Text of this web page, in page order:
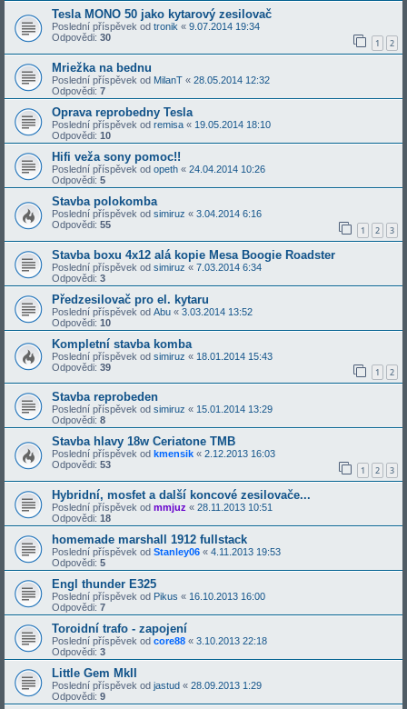
Tesla MONO 50 jako kytarový zesilovač
Poslední příspěvek od tronik « 9.07.2014 19:34
Odpovědi: 30 1 2
Mriežka na bednu
Poslední příspěvek od MilanT « 28.05.2014 12:32
Odpovědi: 7
Oprava reprobedny Tesla
Poslední příspěvek od remisa « 19.05.2014 18:10
Odpovědi: 10
Hifi veža sony pomoc!!
Poslední příspěvek od opeth « 24.04.2014 10:26
Odpovědi: 5
Stavba polokomba
Poslední příspěvek od simiruz « 3.04.2014 6:16
Odpovědi: 55 1 2 3
Stavba boxu 4x12 alá kopie Mesa Boogie Roadster
Poslední příspěvek od simiruz « 7.03.2014 6:34
Odpovědi: 3
Předzesilovač pro el. kytaru
Poslední příspěvek od Abu « 3.03.2014 13:52
Odpovědi: 10
Kompletní stavba komba
Poslední příspěvek od simiruz « 18.01.2014 15:43
Odpovědi: 39 1 2
Stavba reprobeden
Poslední příspěvek od simiruz « 15.01.2014 13:29
Odpovědi: 8
Stavba hlavy 18w Ceriatone TMB
Poslední příspěvek od kmensik « 2.12.2013 16:03
Odpovědi: 53 1 2 3
Hybridní, mosfet a další koncové zesilovače...
Poslední příspěvek od mmjuz « 28.11.2013 10:51
Odpovědi: 18
homemade marshall 1912 fullstack
Poslední příspěvek od Stanley06 « 4.11.2013 19:53
Odpovědi: 5
Engl thunder E325
Poslední příspěvek od Pikus « 16.10.2013 16:00
Odpovědi: 7
Toroidní trafo - zapojení
Poslední příspěvek od core88 « 3.10.2013 22:18
Odpovědi: 3
Little Gem MkII
Poslední příspěvek od jastud « 28.09.2013 1:29
Odpovědi: 9